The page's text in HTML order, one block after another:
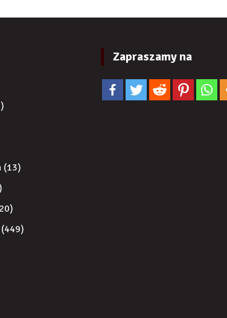
(13)
(449)
Zapraszamy na